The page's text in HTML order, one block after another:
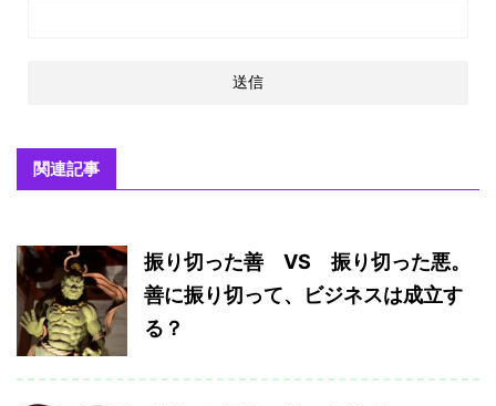
関連記事
振り切った善 VS 振り切った悪。
善に振り切って、ビジネスは成立す
る？